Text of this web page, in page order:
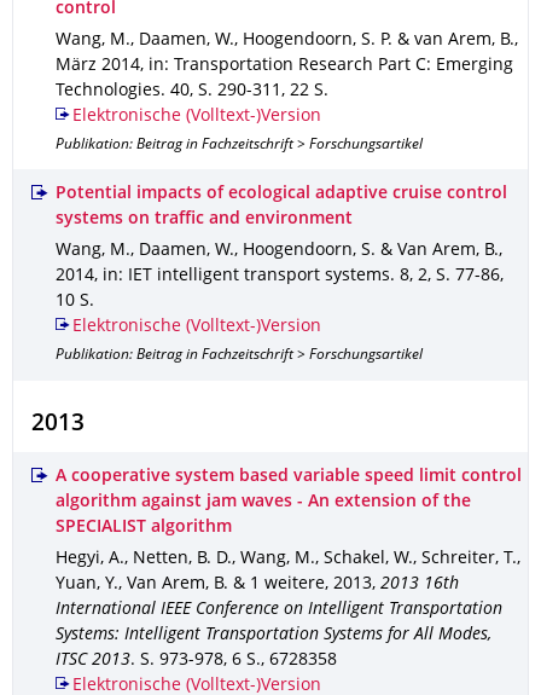
control
Wang, M., Daamen, W., Hoogendoorn, S. P. & van Arem, B.,
März 2014, in: Transportation Research Part C: Emerging
Technologies. 40, S. 290-311 , 22 S.
Elektronische (Volltext-)Version
Publikation: Beitrag in Fachzeitschrift > Forschungsartikel
Potential impacts of ecological adaptive cruise control
systems on traffic and environment
Wang, M., Daamen, W., Hoogendoorn, S. & Van Arem, B.,
2014, in: IET intelligent transport systems. 8, 2, S. 77-86,
10 S.
Elektronische (Volltext-)Version
Publikation: Beitrag in Fachzeitschrift > Forschungsartikel
2013
A cooperative system based variable speed limit control
algorithm against jam waves - An extension of the
SPECIALIST algorithm
Hegyi, A., Netten, B. D., Wang, M., Schakel, W., Schreiter, T.,
Yuan, Y., Van Arem, B. & 1 weitere, 2013, 2013 16th
International IEEE Conference on Intelligent Transportation
Systems: Intelligent Transportation Systems for All Modes,
ITSC 2013. S. 973-978, 6 S., 6728358
Elektronische (Volltext-)Version